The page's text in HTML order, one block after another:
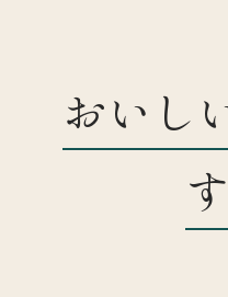
くら
お
おいし